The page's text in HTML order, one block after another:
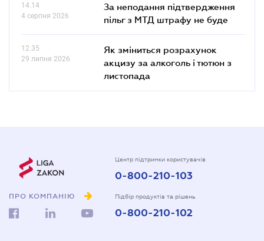
14.14
4 серпня 2026
За неподання підтвердження
пільг з МТД штрафу не буде
12.35
29 липня 2026
Як зміниться розрахунок
акцизу за алкоголь і тютюн з
листопада
ПРО КОМПАНІЮ
Центр підтримки користувачів
0-800-210-103
Підбір продуктів та рішень
0-800-210-102